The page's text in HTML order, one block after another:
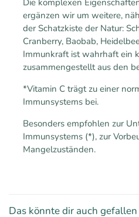
Die komplexen
ergänzen wir um weitere,
der Schatzkiste der Natur:
Cranberry, Baobab,
Immunkraft ist wahrhaft ein
zusammengestellt aus den
*Vitamin C trägt zu einer
Immunsystems bei.
Besonders empfohlen zur
Immunsystems (*), zur
Mangelzuständen.
Das könnte dir auch